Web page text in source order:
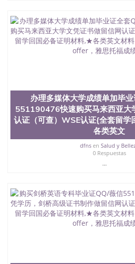
551190476 圣何塞州立大学（San
University, 又译为“圣荷西州立大
年，简称SJSU，是加州历史悠久
西地区的公立大学之一。位于圣何
教育质量，被《福克斯》杂志评
合性大学，每年有来自世界各地
生前往求学。 至今，这是一所在
位、声誉、实习机会和影响力的
誉为美国本科教育质量的核心代
计系更是在当今美国大学教学排
业生大多可以在其所处地域的世
机会。许多硅谷公司甚至在学生
供许多相应科系的实习机会。无论
学座落于硅谷(Silicon Valley), 于
地区为全美的重要科技中心。约
134种学士学科和65个硕士学科，
国的学生来此就读。其有名的科
办理多媒体大学成绩单加毕
551190476快速购买马来西亚大
认证（可查）WSE认证{全套留
各类英文
dfnsen Salud y
0 Respuestas
...